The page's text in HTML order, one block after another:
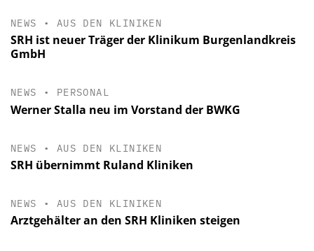
NEWS • AUS DEN KLINIKEN
SRH ist neuer Träger der Klinikum Burgenlandkreis
GmbH
NEWS • PERSONAL
Werner Stalla neu im Vorstand der BWKG
NEWS • AUS DEN KLINIKEN
SRH übernimmt Ruland Kliniken
NEWS • AUS DEN KLINIKEN
Arztgehälter an den SRH Kliniken steigen